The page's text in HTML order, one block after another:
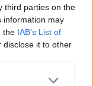
third parties on the
information may
the IAB’s List of
disclose it to other